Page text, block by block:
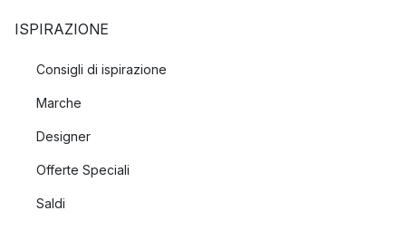
ISPIRAZIONE
Consigli di ispirazione
Marche
Designer
Offerte Speciali
Saldi